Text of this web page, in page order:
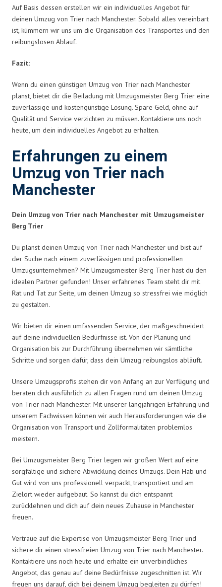
Auf Basis dessen erstellen wir ein individuelles Angebot für
deinen Umzug von Trier nach Manchester. Sobald alles vereinbart
ist, kümmern wir uns um die Organisation des Transportes und den
reibungslosen Ablauf.
Fazit:
Wenn du einen günstigen Umzug von Trier nach Manchester
planst, bietet dir die Beiladung mit Umzugsmeister Berg Trier eine
zuverlässige und kostengünstige Lösung. Spare Geld, ohne auf
Qualität und Service verzichten zu müssen. Kontaktiere uns noch
heute, um dein individuelles Angebot zu erhalten.
Erfahrungen zu einem
Umzug von Trier nach
Manchester
Dein Umzug von Trier nach Manchester mit Umzugsmeister
Berg Trier
Du planst deinen Umzug von Trier nach Manchester und bist auf
der Suche nach einem zuverlässigen und professionellen
Umzugsunternehmen? Mit Umzugsmeister Berg Trier hast du den
idealen Partner gefunden! Unser erfahrenes Team steht dir mit
Rat und Tat zur Seite, um deinen Umzug so stressfrei wie möglich
zu gestalten.
Wir bieten dir einen umfassenden Service, der maßgeschneidert
auf deine individuellen Bedürfnisse ist. Von der Planung und
Organisation bis zur Durchführung übernehmen wir sämtliche
Schritte und sorgen dafür, dass dein Umzug reibungslos abläuft.
Unsere Umzugsprofis stehen dir von Anfang an zur Verfügung und
beraten dich ausführlich zu allen Fragen rund um deinen Umzug
von Trier nach Manchester. Mit unserer langjährigen Erfahrung und
unserem Fachwissen können wir auch Herausforderungen wie die
Organisation von Transport und Zollformalitäten problemlos
meistern.
Bei Umzugsmeister Berg Trier legen wir großen Wert auf eine
sorgfältige und sichere Abwicklung deines Umzugs. Dein Hab und
Gut wird von uns professionell verpackt, transportiert und am
Zielort wieder aufgebaut. So kannst du dich entspannt
zurücklehnen und dich auf dein neues Zuhause in Manchester
freuen.
Vertraue auf die Expertise von Umzugsmeister Berg Trier und
sichere dir einen stressfreien Umzug von Trier nach Manchester.
Kontaktiere uns noch heute und erhalte ein unverbindliches
Angebot, das genau auf deine Bedürfnisse zugeschnitten ist. Wir
freuen uns darauf, dich bei deinem Umzug begleiten zu dürfen!